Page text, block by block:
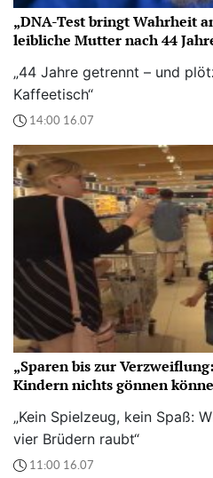
„DNA-Test bringt Wahrheit
leibliche Mutter nach 44
„44 Jahre getrennt – und
Kaffeetisch“
14:00 16.07
„Sparen bis zur
Kindern nichts gönnen
„Kein Spielzeug, kein Spaß:
vier Brüdern raubt“
11:00 16.07